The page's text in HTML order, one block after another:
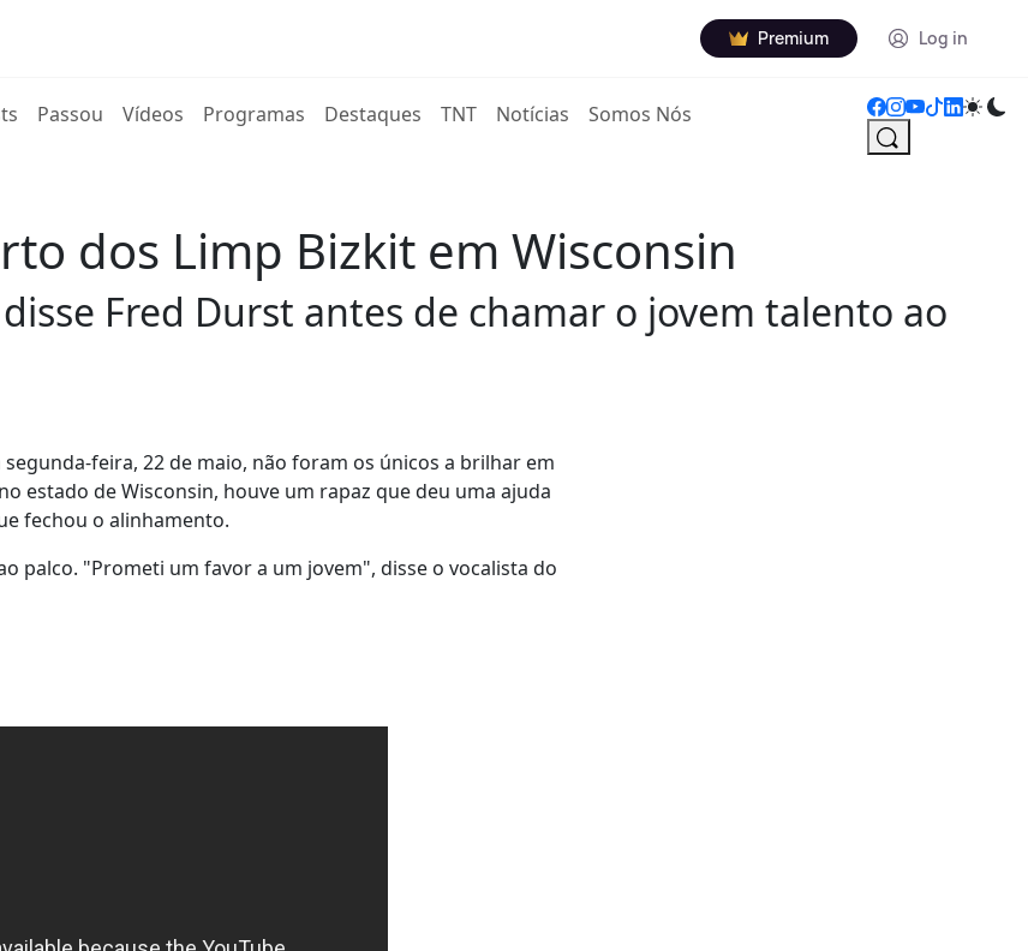
Premium Log in
Passou Vídeos Programas Destaques TNT Notícias Somos Nós
dos Limp Bizkit em Wisconsin
Fred Durst antes de chamar o jovem talento ao
feira, 22 de maio, não foram os únicos a brilhar em
estado de Wisconsin, houve um rapaz que deu uma ajuda
fechou o alinhamento.
palco. "Prometi um favor a um jovem", disse o vocalista do